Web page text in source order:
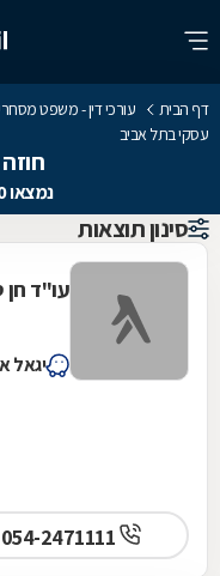
דף הבית עורכי דין - משפט
עסקי בתל אביב
נמצאו 10 עו"ד משפט מסחרי
סינון תוצאות
עו"ד חן
יגאל אלון